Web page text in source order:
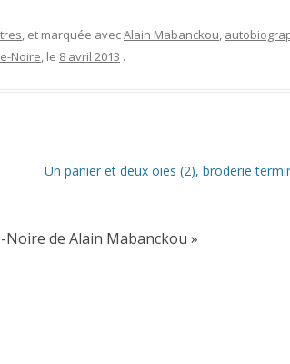
, et marquée avecAlain Mabanckou,
Noire, le 8 avril 2013 .
Un panier et deux oies (2), broderie
Noire de Alain Mabanckou »